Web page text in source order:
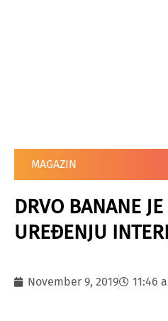
MAGAZIN
DRVO BANANE
UREĐENJU
November 9, 2019 11:46